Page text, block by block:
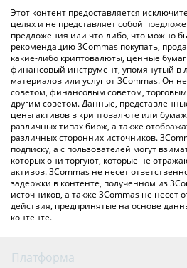
Вы также можете использовать
цен balajis, чтобы проверить
основных фиатных и
Этот контент предоставляется
целях и не представляет собой
предложения или что-либо, что можно
рекомендацию 3Commas покупать,
какие-либо криптовалюты, ценные
финансовый инструмент, упомянутый в
материалов или услуг от 3Commas. Он
советом, финансовым советом,
другим советом. Данные,
цены активов в криптовалюте или
различных типах бирж, а также
различных сторонних источников.
подписку, а с пользователей могут
которых они торгуют, которые не
активов. 3Commas не несет
задержки в контенте, полученном из
источников, а также 3Commas не несет
действия, предпринятые на основе
контенте.
Платформа